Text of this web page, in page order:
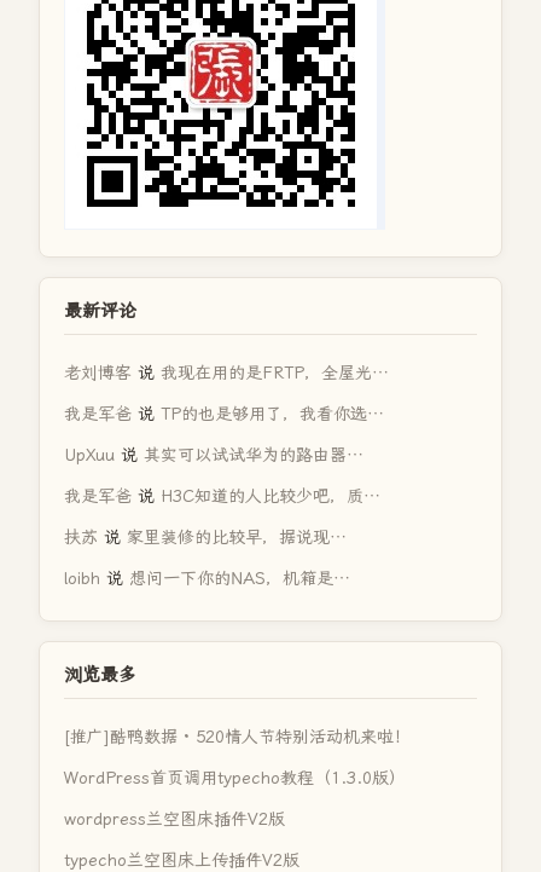
最新评论
老刘博客 说 我现在用的是FRTP，全屋光…
我是军爸 说 TP的也是够用了，我看你选…
UpXuu 说 其实可以试试华为的路由器…
我是军爸 说 H3C知道的人比较少吧，质…
扶苏 说 家里装修的比较早，据说现…
loibh 说 想问一下你的NAS，机箱是…
浏览最多
[推广]酷鸭数据 · 520情人节特别活动机来啦！
WordPress首页调用typecho教程（1.3.0版）
wordpress兰空图床插件V2版
typecho兰空图床上传插件V2版